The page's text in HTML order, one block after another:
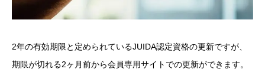
2年の有効期限と定められているJUIDA認定資格の更新ですが、
期限が切れる2ヶ月前から会員専用サイトでの更新ができます。